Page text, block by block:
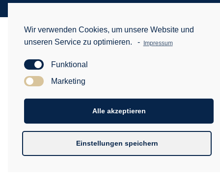
Wir verwenden Cookies, um unsere Website und
unseren Service zu optimieren.
- Impressum
Funktional
Marketing
Alle akzeptieren
Einstellungen speichern